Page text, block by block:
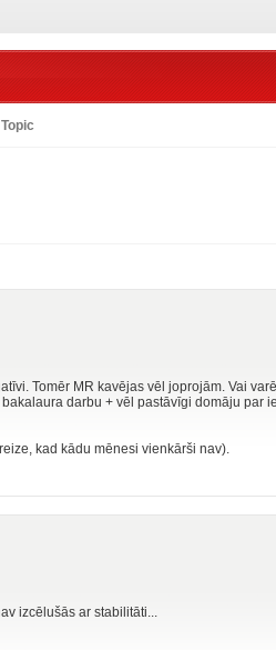
Tomēr MR kavējas vēl joprojām. Vai
darbu + vēl pastāvīgi domāju par
kad kādu mēnesi vienkārši nav).
izcēlušās ar stabilitāti...